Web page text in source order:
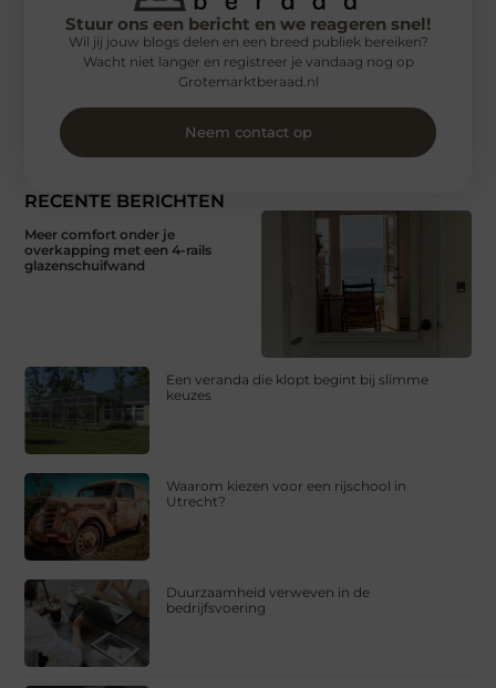
RECENTE BERICHTEN
Meer comfort onder je
overkapping met een 4-rails
glazenschuifwand
Een veranda die klopt begint bij slimme
keuzes
Waarom kiezen voor een rijschool in
Utrecht?
Duurzaamheid verweven in de
bedrijfsvoering
Stuur ons een bericht en we reageren snel!
Wil jij jouw blogs delen en een breed publiek bereiken?
Wacht niet langer en registreer je vandaag nog op
Grotemarktberaad.nl
Neem contact op